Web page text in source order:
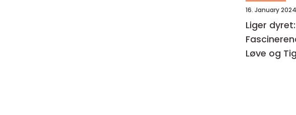
16. January 2024
Liger dyret:
Løve og